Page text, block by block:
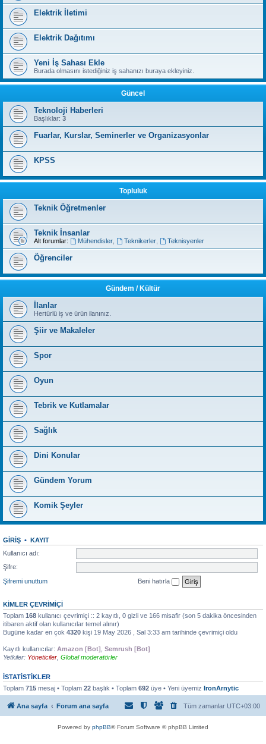
Elektrik İletimi
Elektrik Dağıtımı
Yeni İş Sahası Ekle
Burada olmasını istediğiniz iş sahanızı buraya ekleyiniz.
Güncel
Teknoloji Haberleri
Başlıklar: 3
Fuarlar, Kurslar, Seminerler ve Organizasyonlar
KPSS
Topluluk
Teknik Öğretmenler
Teknik İnsanlar
Alt forumlar: Mühendisler, Teknikerler, Teknisyenler
Öğrenciler
Gündem / Kültür
İlanlar
Hertürlü iş ve ürün ilanınız.
Şiir ve Makaleler
Spor
Oyun
Tebrik ve Kutlamalar
Sağlık
Dini Konular
Gündem Yorum
Komik Şeyler
GIRIŞ • KAYIT
Kullanıcı adı:
Şifre:
Şifremi unuttum
Beni hatırla
KIMLER ÇEVRIMIÇI
Toplam 168 kullanıcı çevrimiçi :: 2 kayıtlı, 0 gizli ve 166 misafir (son 5 dakika öncesinden
itibaren aktif olan kullanıcılar temel alınır)
Bugüne kadar en çok 4320 kişi 19 May 2026 , Sal 3:33 am tarihinde çevrimiçi oldu
Kayıtlı kullanıcılar: Amazon [Bot] Semrush [Bot]
Yetkiler: Yöneticiler Global moderatörler
İSTATISTIKLER
Toplam 715 mesaj • Toplam 22 başlık • Toplam 692 üye • Yeni üyemiz IronArnytic
Ana sayfa Forum ana sayfa Tüm zamanlar UTC+03:00
Powered by phpBB® Forum Software © phpBB Limited